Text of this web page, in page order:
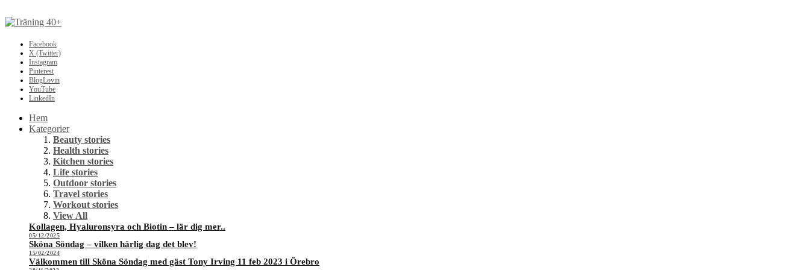
Facebook
X (Twitter)
Instagram
Pinterest
BlogLovin
YouTube
LinkedIn
Hem
Kategorier
Beauty stories
Health stories
Kitchen stories
Life stories
Outdoor stories
Travel stories
Workout stories
View All
Kollagen, Hyaluronsyra och Biotin – lär dig mer..
05/12/2025
Sköna Söndag – vilken härlig dag det blev!
15/02/2024
Välkommen till Sköna Söndag med gäst Tony Irving 11 feb 2023 i Örebro